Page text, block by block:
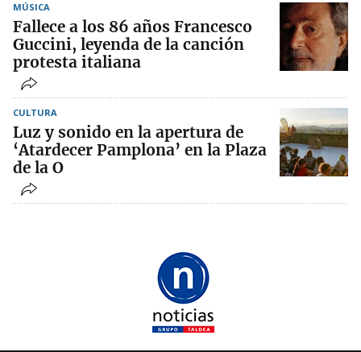
MÚSICA
Fallece a los 86 años Francesco
Guccini, leyenda de la canción
protesta italiana
CULTURA
Luz y sonido en la apertura de
‘Atardecer Pamplona’ en la Plaza
de la O